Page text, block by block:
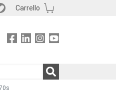
Carrello